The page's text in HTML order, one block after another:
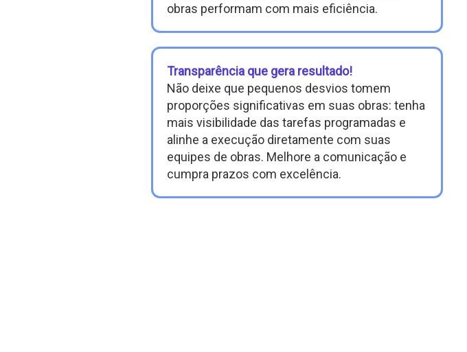
obras performam com mais eficiência.
Transparência que gera resultado!
Não deixe que pequenos desvios tomem
proporções significativas em suas obras: tenha
mais visibilidade das tarefas programadas e
alinhe a execução diretamente com suas
equipes de obras. Melhore a comunicação e
cumpra prazos com excelência.